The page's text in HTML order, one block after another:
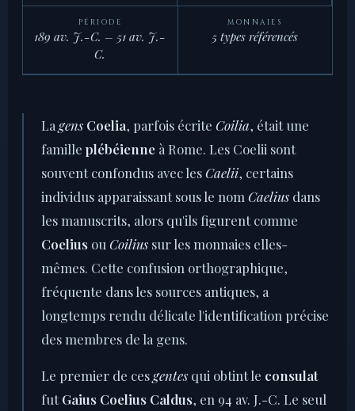
PÉRIODE
189 av. J.-C. – 51 av. J.-
C.
MONNAIES
5 types référencés
La gens Coelia, parfois écrite Coilia, était une
famille plébéienne à Rome. Les Coelii sont
souvent confondus avec lesCaelii, certains
individus apparaissant sous le nom Caelius dans
les manuscrits, alors qu'ils figurent comme
Coelius ou Coilius sur les monnaies elles-
mêmes. Cette confusion orthographique,
fréquente dans les sources antiques, a
longtemps rendu délicate l'identification précise
des membres de la gens.
Le premier de cesgentes qui obtint le consulat
futGaius Coelius Caldus, en 94 av. J.-C. Le seul